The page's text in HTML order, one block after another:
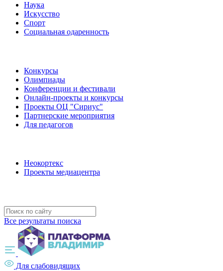
Наука
Искусство
Спорт
Социальная одаренность
Конкурсы
Олимпиады
Конференции и фестивали
Онлайн-проекты и конкурсы
Проекты ОЦ "Сириус"
Партнерские мероприятия
Для педагогов
Неокортекс
Проекты медиацентра
Все результаты поиска
Для слабовидящих